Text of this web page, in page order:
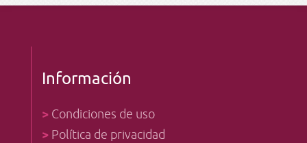
Información
> Condiciones de uso
> Política de privacidad